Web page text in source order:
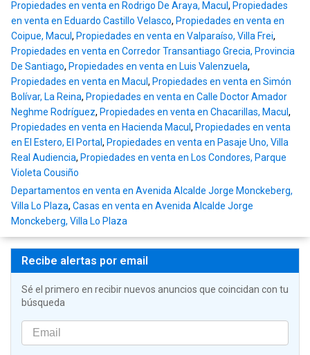
Propiedades en venta en Rodrigo De Araya, Macul , Propiedades
en venta en Eduardo Castillo Velasco, Propiedades en venta en
Coipue, Macul , Propiedades en venta en Valparaíso, Villa Frei,
Propiedades en venta en Corredor Transantiago Grecia, Provincia
De Santiago, Propiedades en venta en Luis Valenzuela,
Propiedades en venta en Macul , Propiedades en venta en Simón
Bolívar, La Reina, Propiedades en venta en Calle Doctor Amador
Neghme Rodríguez, Propiedades en venta en Chacarillas, Macul ,
Propiedades en venta en Hacienda Macul , Propiedades en venta
en El Estero, El Portal, Propiedades en venta en Pasaje Uno, Villa
Real Audiencia, Propiedades en venta en Los Condores, Parque
Violeta Cousiño
Departamentos en venta en Avenida Alcalde Jorge Monckeberg,
Villa Lo Plaza, Casas en venta en Avenida Alcalde Jorge
Monckeberg, Villa Lo Plaza
Recibe alertas por email
Sé el primero en recibir nuevos anuncios que coincidan con tu
búsqueda